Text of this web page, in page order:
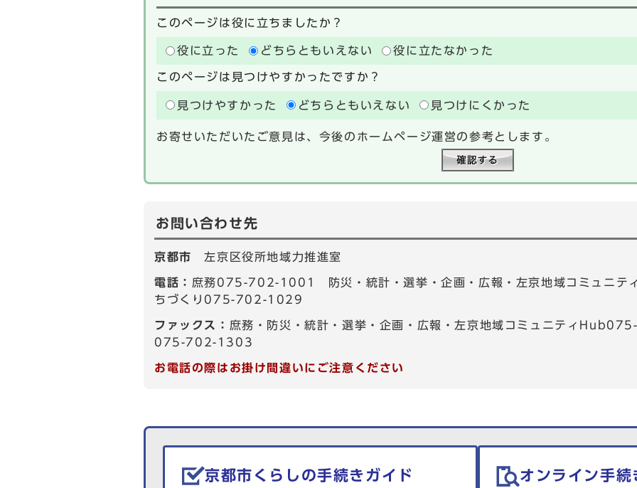
このページは役に立ちましたか？
役に立った どちらともいえない 役に立たなかった
このページは見つけやすかったですか？
見つけやすかった どちらともいえない 見つけにくかった
お寄せいただいたご意見は、今後のホームページ運営の参考とします。
お問い合わせ先
京都市左京区役所地域力推進室
電話： 庶務075-702-1001 防災・統計・選挙・企画・広報・左京地域コミュ
ちづくり075-702-1029
ファックス： 庶務・防災・統計・選挙・企画・広報・左京地域コミュニティ
075-702-1303
お電話の際はお掛け間違いにご注意ください
生活情報を探す
京都市くらしの手続きガイド オンライン手続